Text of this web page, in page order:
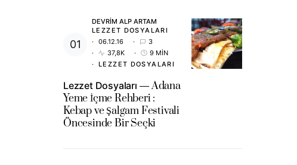
DEVRIM ALP ARTAM
LEZZET DOSYALARI
06.12.16
3
37,8K
9 MIN
LEZZET DOSYALARI
Lezzet Dosyaları
Adana
Yeme İçme Rehberi :
Kebap ve Şalgam Festivali
Öncesinde Bir Seçki